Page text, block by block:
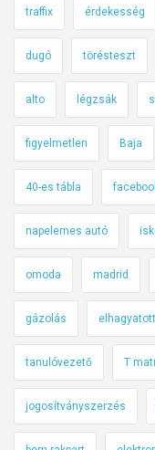
traffix érdekesség
dugó törésteszt
alto légzsák
figyelmetlen Baja
40-es tábla
napelemes autó
omoda madrid
gázolás elhagyatott
tanulóvezető T
jogosítványszerzés